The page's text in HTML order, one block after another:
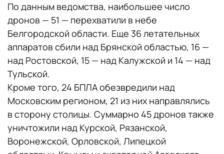
По данным ведомства, наибольшее число
дронов — 51 — перехватили в небе
Белгородской области. Еще 36 летательных
аппаратов сбили над Брянской областью, 16 —
над Ростовской, 15 — над Калужской и 14 — над
Тульской.
Кроме того, 24 БПЛА обезвредили над
Московским регионом, 21 из них направлялись
в сторону столицы. Суммарно 45 дронов также
уничтожили над Курской, Рязанской,
Воронежской, Орловской, Липецкой